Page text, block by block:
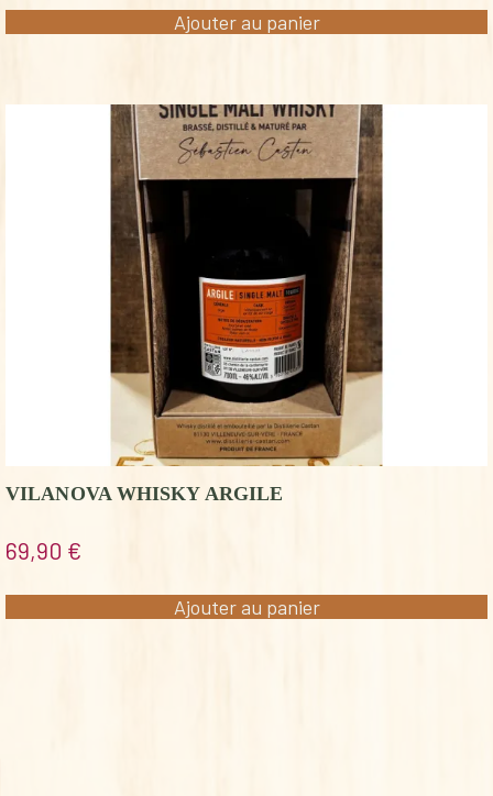
Ajouter au panier
VILANOVA WHISKY ARGILE
69,90 €
Ajouter au panier